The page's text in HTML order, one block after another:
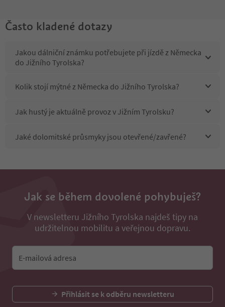
Často kladené dotazy
Jakou dálniční známku potřebujete při jízdě z Německa
do Jižního Tyrolska?
Kolik stojí mýtné z Německa do Jižního Tyrolska?
Jak hustý je aktuálně provoz v Jižním Tyrolsku?
Jaké dolomitské průsmyky jsou otevřené/zavřené?
Jak se během dovolené pohybuješ?
V newsletteru Jižního Tyrolska najdeš tipy na
udržitelnou mobilitu a veřejnou dopravu.
E-mailová adresa
Přihlásit se k odběru newsletteru